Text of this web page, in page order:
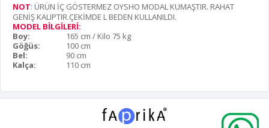
NOT: ÜRÜN İÇ GÖSTERMEZ OYSHO MODAL KUMAŞTIR. RAHAT
GENİŞ KALIPTIR.ÇEKİMDE L BEDEN KULLANILDI.
MODEL BİLGİLERİ:
Boy:
165 cm / Kilo 75 kg
Göğüs:
100 cm
Bel:
90 cm
Kalça:
110 cm